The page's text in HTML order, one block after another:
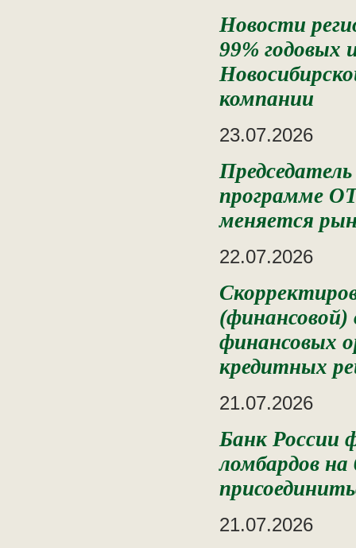
Новости
99% годовых
компании
23.07.2026
программе
меняется
22.07.2026
финансовых
кредитных
21.07.2026
Банк России
ломбардов
21.07.2026